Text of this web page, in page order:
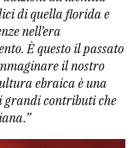
di quella florida e
nell’era
È questo il passato
il nostro
ebraica è una
grandi contributi che
”